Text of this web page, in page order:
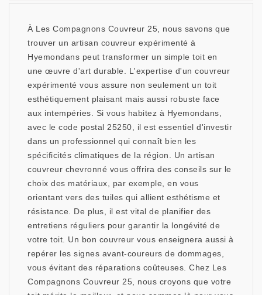
À Les Compagnons Couvreur 25, nous savons que
trouver un artisan couvreur expérimenté à
Hyemondans peut transformer un simple toit en
une œuvre d'art durable. L'expertise d'un couvreur
expérimenté vous assure non seulement un toit
esthétiquement plaisant mais aussi robuste face
aux intempéries. Si vous habitez à Hyemondans,
avec le code postal 25250, il est essentiel d'investir
dans un professionnel qui connaît bien les
spécificités climatiques de la région. Un artisan
couvreur chevronné vous offrira des conseils sur le
choix des matériaux, par exemple, en vous
orientant vers des tuiles qui allient esthétisme et
résistance. De plus, il est vital de planifier des
entretiens réguliers pour garantir la longévité de
votre toit. Un bon couvreur vous enseignera aussi à
repérer les signes avant-coureurs de dommages,
vous évitant des réparations coûteuses. Chez Les
Compagnons Couvreur 25, nous croyons que votre